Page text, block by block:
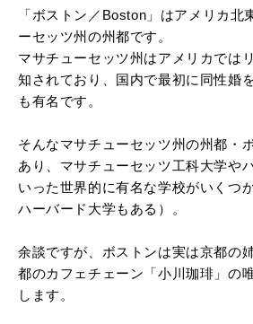
「ボストン／Boston」はアメリカ北
ーセッツ州の州都です。
マサチューセッツ州はアメリカでは
知されており、国内で最初に同性婚
も有名です。
そんなマサチューセッツ州の州都・
あり、マサチューセッツ工科大学や
いった世界的に有名な学校がいくつ
ハーバード大学もある）。
余談ですが、ボストンは実は京都の
都のカフェチェーン「小川珈琲」の
します。